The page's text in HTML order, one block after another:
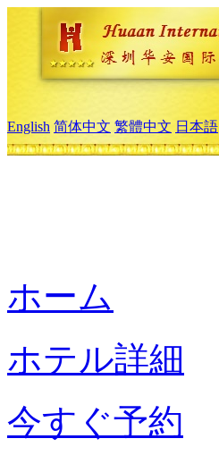
English 简体中文 繁體中文 日本語
ホーム
ホテル詳細
今すぐ予約